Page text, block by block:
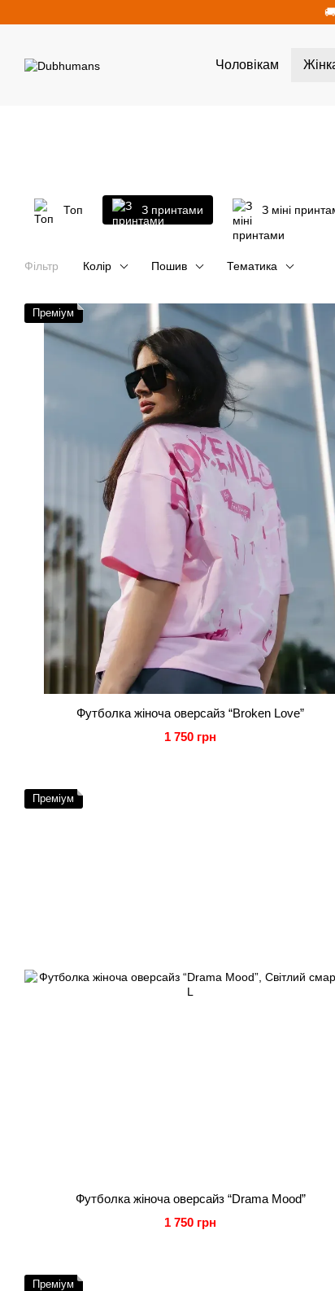
Чоловікам
Топ З принтами З міні
Фільтр Колір Пошив Тематика
Преміум
Футболка жіноча оверсайз “Broken Love”
1 750 грн
Преміум
Футболка жіноча оверсайз “Drama Mood”
1 750 грн
Преміум